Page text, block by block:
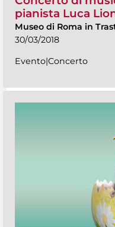
pianista Luca
Museo di Roma in
30/03/2018
Evento|Concerto